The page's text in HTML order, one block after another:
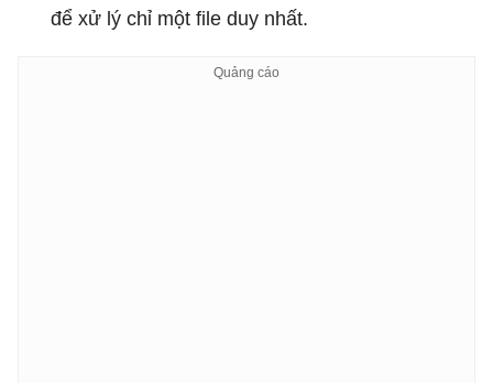
để xử lý chỉ một file duy nhất.